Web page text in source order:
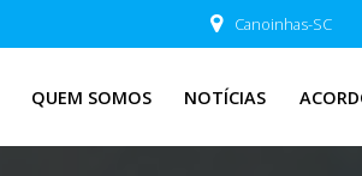
Canoinhas-SC
QUEM SOMOS NOTÍCIAS